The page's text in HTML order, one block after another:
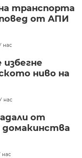
транспорта
от АПИ
нас
ниво на
нас
от
домакинства
нас